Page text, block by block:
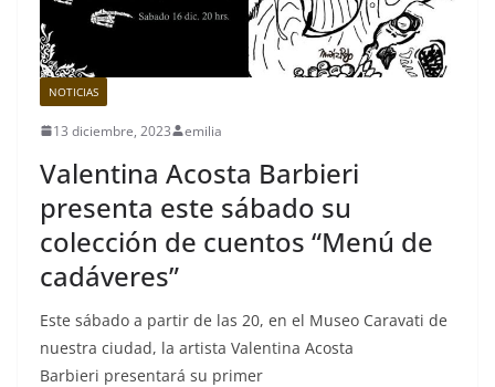
NOTICIAS
13 diciembre, 2023 emilia
Valentina Acosta Barbieri
presenta este sábado su
colección de cuentos “Menú de
cadáveres”
Este sábado a partir de las 20, en el Museo Caravati de
nuestra ciudad, la artista Valentina Acosta
Barbieri presentará su primer